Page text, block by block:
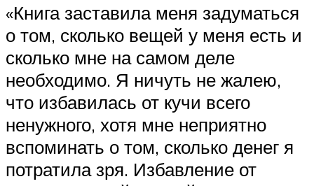
«Книга заставила меня задуматься
о том, сколько вещей у меня есть и
сколько мне на самом деле
необходимо. Я ничуть не жалею,
что избавилась от кучи всего
ненужного, хотя мне неприятно
вспоминать о том, сколько денег я
потратила зря. Избавление от